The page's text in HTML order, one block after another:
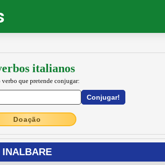
italianos
verbo que pretende conjugar:
Doação
INALBARE